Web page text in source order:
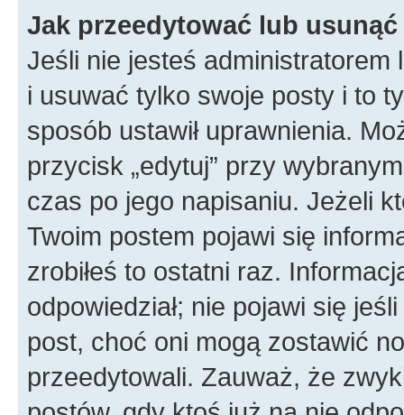
Jak przeedytować lub
Jeśli nie jesteś
i usuwać tylko swoje posty i to
sposób ustawił uprawnienia.
przycisk „edytuj” przy
czas po jego napisaniu. Jeżeli
Twoim postem pojawi się
zrobiłeś to ostatni raz.
odpowiedział; nie pojawi się
post, choć oni mogą zostawić
przeedytowali. Zauważ, że